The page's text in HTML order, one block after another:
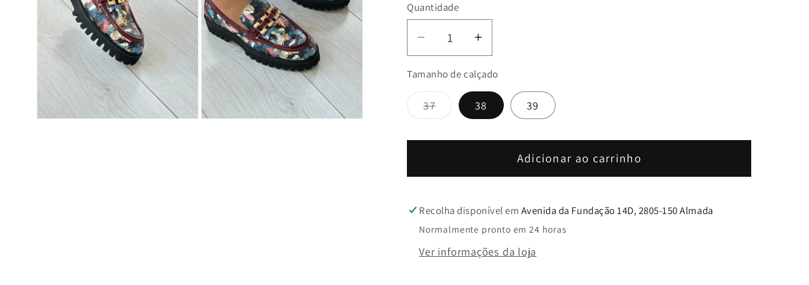
Quantidade
Diminuir
a
quantidade
de
Mocassim
Bordeaux
Dona
Aumentar
a
quantidade
de
Mocassim
Bordeaux
Dona
Tamanho de calçado
37Variante
esgotada
indisponível
38 39
Adicionar ao carrinho
Recolha disponível em Avenida da Fundação 14D, 2805-150 Almada
Normalmente pronto em 24 horas
Ver informações da loja